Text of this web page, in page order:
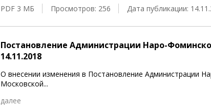
PDF 3 МБ
Просмотров: 256 Дата публикации:
Постановление Администрации Наро-
14.11.2018
О внесении изменения в Постановление Администрации
Московской...
далее